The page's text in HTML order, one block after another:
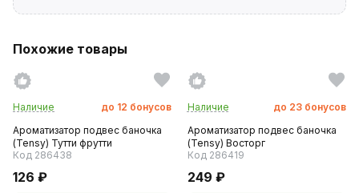
Похожие товары
Наличие до 12 бонусов
Ароматизатор подвес баночка
(Tensy) Тутти фрутти
Код 286438
126 ₽
Наличие до 23 бонусов
Ароматизатор подвес баночка
(Tensy) Восторг
Код 286419
249 ₽